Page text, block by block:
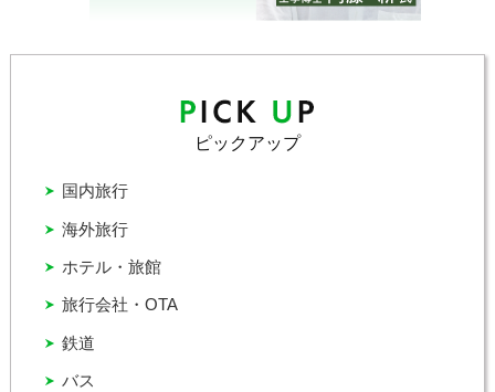
ピックアップ
バス
ホテル・旅館
国内旅行
旅行会社・OTA
海外旅行
鉄道